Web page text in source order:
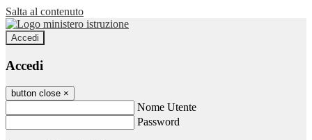
Salta al contenuto
Accedi
Accedi
button close ×
Nome Utente
Password